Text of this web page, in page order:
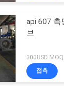
api 607 측
브
300USD
접촉